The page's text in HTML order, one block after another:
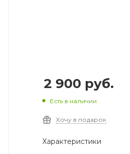
2 900 руб.
Есть в наличии
Хочу в подарок
Характеристики